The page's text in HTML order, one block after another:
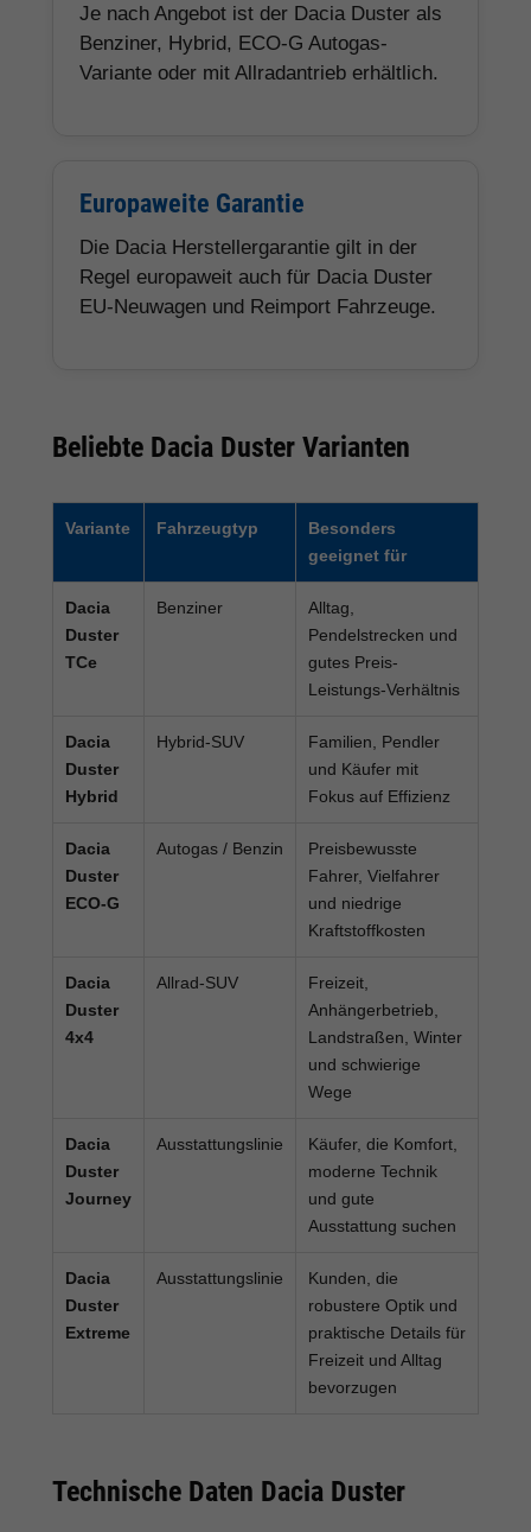
Je nach Angebot ist der Dacia Duster als
Benziner, Hybrid, ECO-G Autogas-
Variante oder mit Allradantrieb erhältlich.
Europaweite Garantie
Die Dacia Herstellergarantie gilt in der
Regel europaweit auch für Dacia Duster
EU-Neuwagen und Reimport Fahrzeuge.
Beliebte Dacia Duster Varianten
Variante Fahrzeugtyp
Besonders
geeignet für
Dacia
Duster
TCe
Benziner
Alltag,
Pendelstrecken und
gutes Preis-
Leistungs-Verhältnis
Dacia
Duster
Hybrid
Hybrid-SUV
Familien, Pendler
und Käufer mit
Fokus auf Effizienz
Dacia
Duster
ECO-G
Autogas / Benzin
Preisbewusste
Fahrer, Vielfahrer
und niedrige
Kraftstoffkosten
Dacia
Duster
4x4
Allrad-SUV
Freizeit,
Anhängerbetrieb,
Landstraßen, Winter
und schwierige
Wege
Dacia
Duster
Journey
Ausstattungslinie
Käufer, die Komfort,
moderne Technik
und gute
Ausstattung suchen
Dacia
Duster
Extreme
Ausstattungslinie
Kunden, die
robustere Optik und
praktische Details für
Freizeit und Alltag
bevorzugen
Technische Daten Dacia Duster